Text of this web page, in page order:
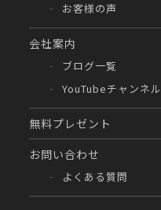
お客様の声
会社案内
ブログ一覧
YouTubeチャンネル
無料プレゼント
お問い合わせ
よくある質問